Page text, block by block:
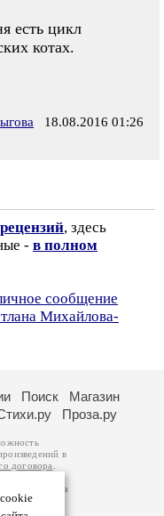
есть цикл
котах.
18.08.2016 01:26
, здесь
- в полном
сообщение
Михайлова-
Поиск
Магазин
Проза.ру
в
договора
авторам
возможна
за